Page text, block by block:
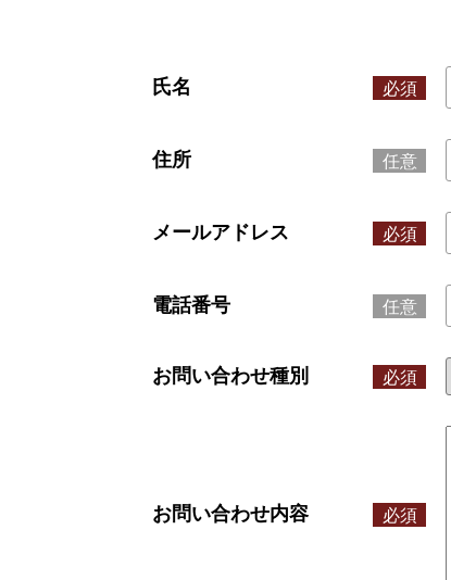
氏名 必須
住所 任意
メールアドレス 必須
電話番号 任意
お問い合わせ種別 必須
お問い合わせ内容 必須